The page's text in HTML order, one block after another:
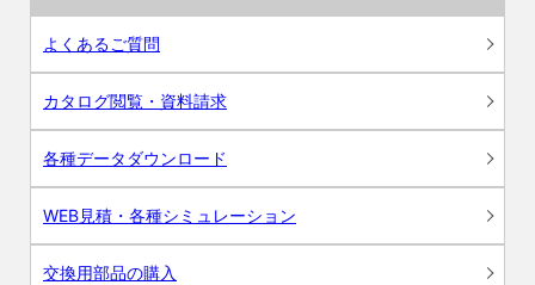
よくあるご質問
カタログ閲覧・資料請求
各種データダウンロード
WEB見積・各種シミュレーション
交換用部品の購入